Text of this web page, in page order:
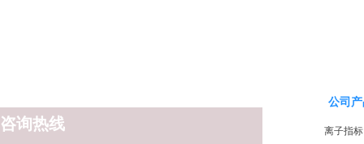
咨询热线
公司
离子指标